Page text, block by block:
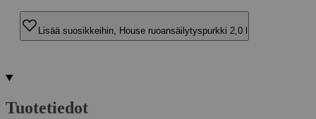
Lisää suosikkeihin, House ruoansäilytyspurkki 2,0 l
Tuotetiedot